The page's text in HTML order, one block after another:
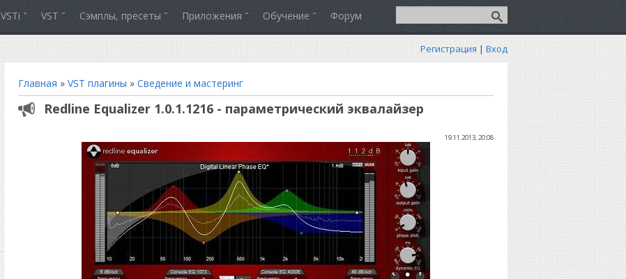
VSTi VST Сэмплы, пресеты Приложения Обучение Форум
Регистрация | Вход
Главная » VST плагины » Сведение и мастеринг
Redline Equalizer 1.0.1.1216 - параметрический эквалайзер
19.11.2013, 20:08